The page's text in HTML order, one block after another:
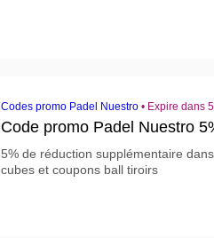
Codes promo Padel Nuestro • Expire dans
Code promo Padel Nuestro
5% de réduction supplémentaire
cubes et coupons ball tiroirs